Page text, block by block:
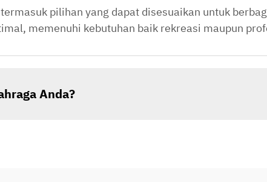
pilihan yang dapat disesuaikan untuk
memenuhi kebutuhan baik rekreasi maupun
Anda?